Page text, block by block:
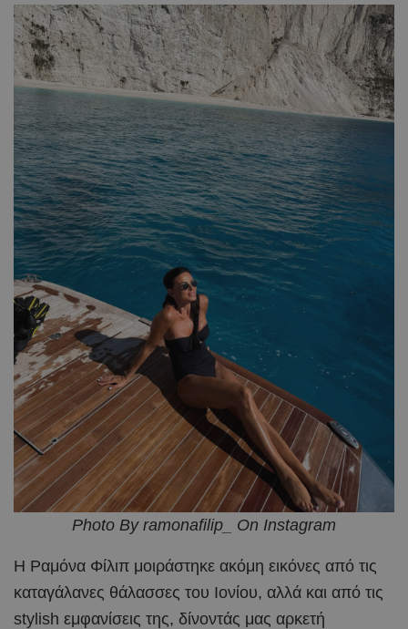
Photo By ramonafilip_ On Instagram
Η Ραμόνα Φίλιπ μοιράστηκε ακόμη εικόνες από τις
καταγάλανες θάλασσες του Ιονίου, αλλά και από τις
stylish εμφανίσεις της, δίνοντάς μας αρκετή